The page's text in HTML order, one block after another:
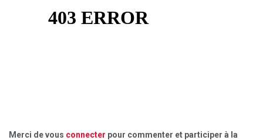
Merci de vous connecter pour commenter et participer à la